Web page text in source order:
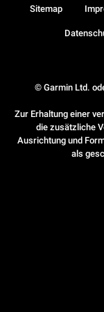
© Garmin Ltd.
Zur Erhaltung einer
die zusätzliche
Ausrichtung und
als
Sitemap